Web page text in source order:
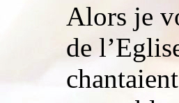
Alors je
de